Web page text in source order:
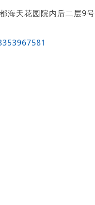
海天花园院内后二层9号